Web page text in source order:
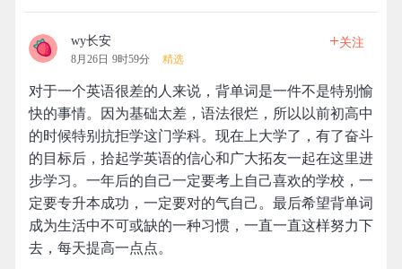
wy长安
8月26日 9时59分 精选
+关注
对于一个英语很差的人来说，背单词是一件不是特别愉
快的事情。因为基础太差，语法很烂，所以以前初高中
的时候特别抗拒学这门学科。现在上大学了，有了奋斗
的目标后，拾起学英语的信心和广大拓友一起在这里进
步学习。一年后的自己一定要考上自己喜欢的学校，一
定要专升本成功，一定要对的气自己。最后希望背单词
成为生活中不可或缺的一种习惯，一直一直这样努力下
去，每天提高一点点。